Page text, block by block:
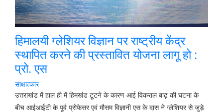
हिमालयी ग्लेशियर विज्ञान पर राष्ट्रीय केंद्र
स्थापित करने की प्रस्तावित योजना लागू हो :
प्रो. एस
साक्षात्कार
उत्तराखंड में हाल ही में हिमखंड टूटने के कारण आई विकराल बाढ़ की घटना के
बीच आईआईटी के पूर्व प्रोफेसर एवं मौसम विज्ञानी एस के दास ने ग्लेशियर से जुड़े